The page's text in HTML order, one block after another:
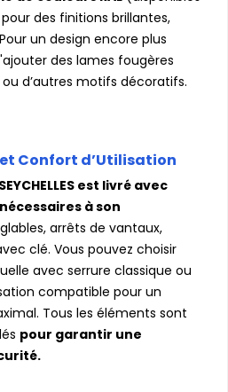
des finitions brillantes,
un design encore plus
des lames fougères
d’autres motifs décoratifs.
Confort d’Utilisation
est livré avec
à son
arrêts de vantaux,
clé. Vous pouvez choisir
avec serrure classique ou
compatible pour un
Tous les éléments sont
pour garantir une